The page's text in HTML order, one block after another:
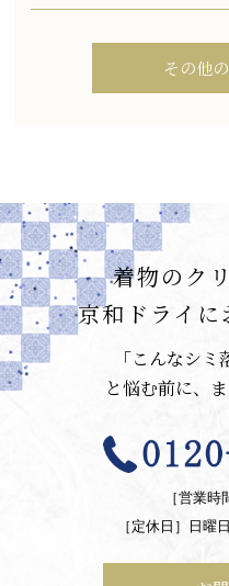
その他
着物のク
京和ドライに
「こんなシミ
と悩む前に、
［営業
［定休日］日曜